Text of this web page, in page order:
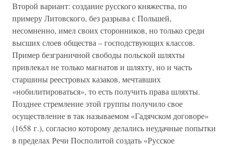
Второй вариант: создание русского княжества, по
примеру Литовского, без разрыва с Польшей,
несомненно, имел своих сторонников, но только среди
высших слоев общества – господствующих классов.
Пример безграничной свободы польской шляхты
привлекал не только магнатов и шляхту, но и часть
старшины реестровых казаков, мечтавших
«нобилитироваться», то есть получить права шляхты.
Позднее стремление этой группы получило свое
осуществление в так называемом «Гадячском договоре»
(1658 г.), согласно которому делались неудачные попытки
в пределах Речи Посполитой создать «Русское